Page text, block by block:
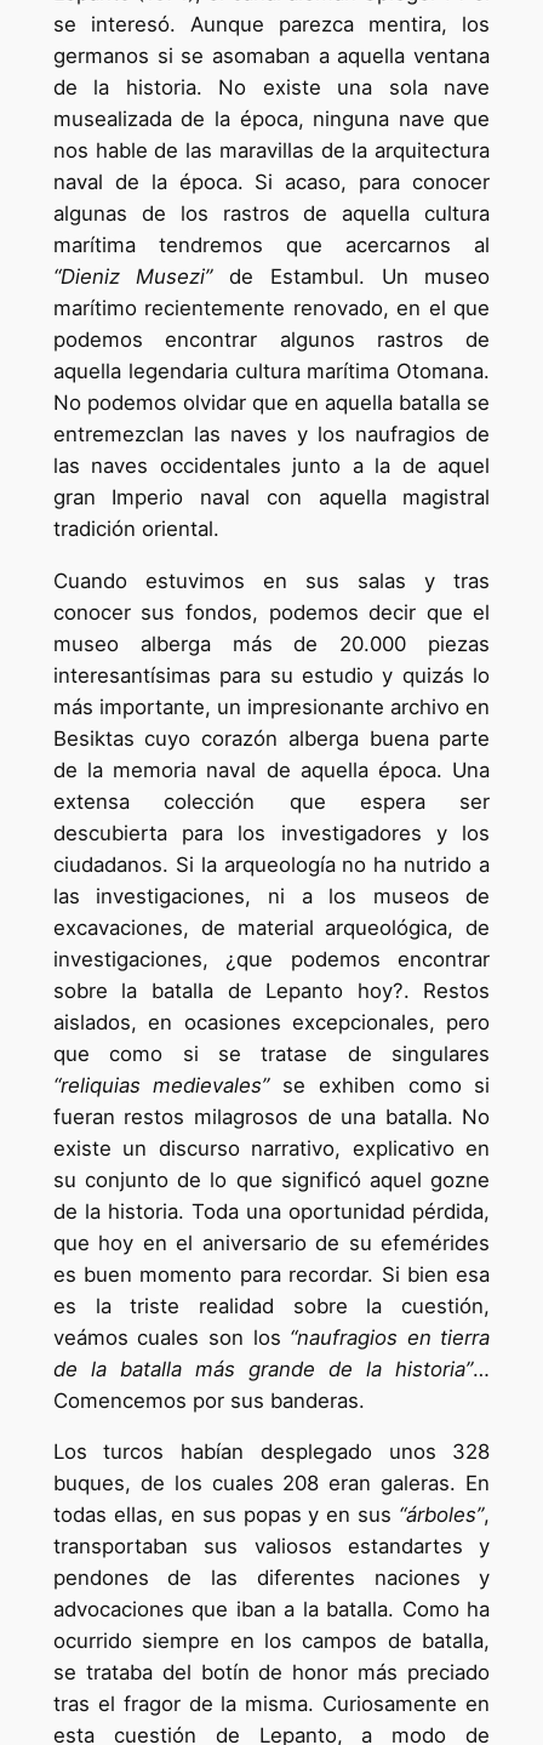
se interesó. Aunque parezca mentira, los
germanos si se asomaban a aquella ventana
de la historia. No existe una sola nave
musealizada de la época, ninguna nave que
nos hable de las maravillas de la arquitectura
naval de la época. Si acaso, para conocer
algunas de los rastros de aquella cultura
marítima tendremos que acercarnos al
“Dieniz Musezi”de Estambul. Un museo
marítimo recientemente renovado, en el que
podemos encontrar algunos rastros de
aquella legendaria cultura marítima Otomana.
No podemos olvidar que en aquella batalla se
entremezclan las naves y los naufragios de
las naves occidentales junto a la de aquel
gran Imperio naval con aquella magistral
tradición oriental.
Cuando estuvimos en sus salas y tras
conocer sus fondos, podemos decir que el
museo alberga más de 20.000 piezas
interesantísimas para su estudio y quizás lo
más importante, un impresionante archivo en
Besiktas cuyo corazón alberga buena parte
de la memoria naval de aquella época. Una
extensa colección que espera ser
descubierta para los investigadores y los
ciudadanos. Si la arqueología no ha nutrido a
las investigaciones, ni a los museos de
excavaciones, de material arqueológica, de
investigaciones, ¿que podemos encontrar
sobre la batalla de Lepanto hoy?. Restos
aislados, en ocasiones excepcionales, pero
que como si se tratase de singulares
“reliquias medievales”se exhiben como si
fueran restos milagrosos de una batalla. No
existe un discurso narrativo, explicativo en
su conjunto de lo que significó aquel gozne
de la historia. Toda una oportunidad pérdida,
que hoy en el aniversario de su efemérides
es buen momento para recordar. Si bien esa
es la triste realidad sobre la cuestión,
veámos cuales son los “naufragios en tierra
de la batalla más grande de la historia”…
Comencemos por sus banderas.
Los turcos habían desplegado unos 328
buques, de los cuales 208 eran galeras. En
todas ellas, en sus popas y en sus “árboles”,
transportaban sus valiosos estandartes y
pendones de las diferentes naciones y
advocaciones que iban a la batalla. Como ha
ocurrido siempre en los campos de batalla,
se trataba del botín de honor más preciado
tras el fragor de la misma. Curiosamente en
esta cuestión de Lepanto, a modo de